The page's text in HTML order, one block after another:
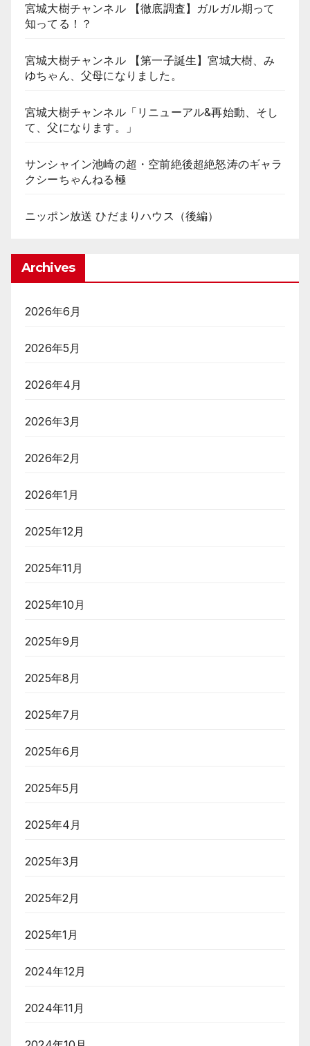
宮城大樹チャンネル 【徹底調査】ガルガル期って
知ってる！？
宮城大樹チャンネル 【第一子誕生】宮城大樹、み
ゆちゃん、父母になりました。
宮城大樹チャンネル「リニューアル&再始動、そし
て、父になります。」
サンシャイン池崎の超・空前絶後超絶怒涛のギャラ
クシーちゃんねる極
ニッポン放送 ひだまりハウス（後編）
Archives
2026年6月
2026年5月
2026年4月
2026年3月
2026年2月
2026年1月
2025年12月
2025年11月
2025年10月
2025年9月
2025年8月
2025年7月
2025年6月
2025年5月
2025年4月
2025年3月
2025年2月
2025年1月
2024年12月
2024年11月